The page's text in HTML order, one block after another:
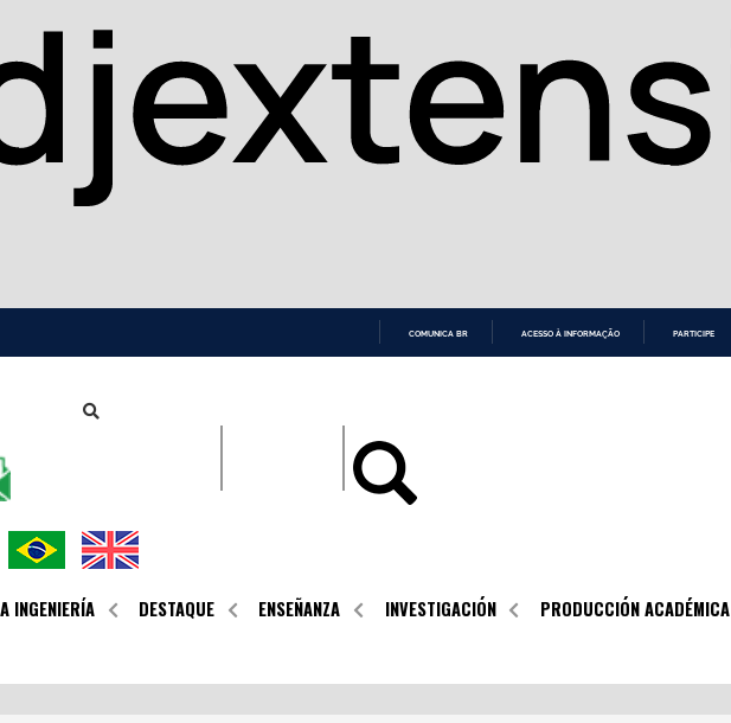
COMUNICA BR ACESSO À INFORMAÇÃO PARTICIPE
INGENIERÍA DESTAQUE ENSEÑANZA INVESTIGACIÓN PRODUCCIÓN ACADÉMICA